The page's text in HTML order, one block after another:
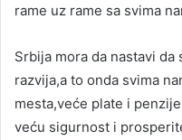
rame uz rame sa svima
Srbija mora da nastavi
razvija,a to onda svima
mesta,veće plate i
veću sigurnost i